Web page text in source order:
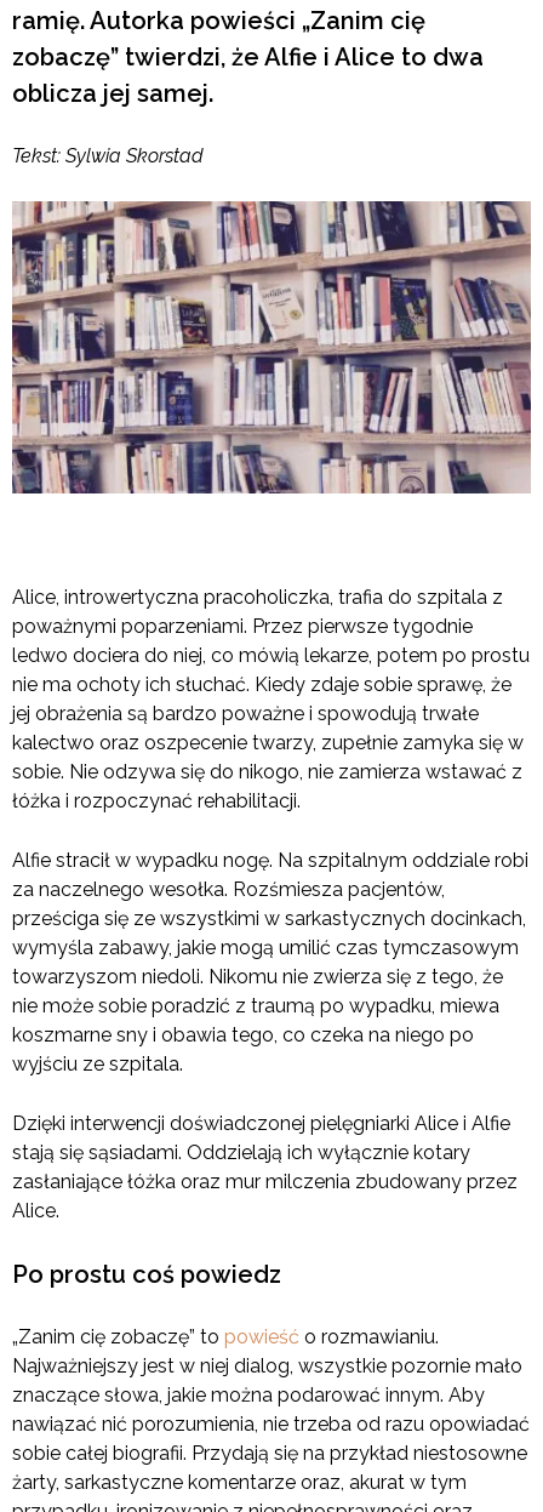
ramię. Autorka powieści „Zanim cię
zobaczę” twierdzi, że Alfie i Alice to dwa
oblicza jej samej.
Tekst: Sylwia Skorstad
Alice, introwertyczna pracoholiczka, trafia do szpitala z
poważnymi poparzeniami. Przez pierwsze tygodnie
ledwo dociera do niej, co mówią lekarze, potem po prostu
nie ma ochoty ich słuchać. Kiedy zdaje sobie sprawę, że
jej obrażenia są bardzo poważne i spowodują trwałe
kalectwo oraz oszpecenie twarzy, zupełnie zamyka się w
sobie. Nie odzywa się do nikogo, nie zamierza wstawać z
łóżka i rozpoczynać rehabilitacji.
Alfie stracił w wypadku nogę. Na szpitalnym oddziale robi
za naczelnego wesołka. Rozśmiesza pacjentów,
prześciga się ze wszystkimi w sarkastycznych docinkach,
wymyśla zabawy, jakie mogą umilić czas tymczasowym
towarzyszom niedoli. Nikomu nie zwierza się z tego, że
nie może sobie poradzić z traumą po wypadku, miewa
koszmarne sny i obawia tego, co czeka na niego po
wyjściu ze szpitala.
Dzięki interwencji doświadczonej pielęgniarki Alice i Alfie
stają się sąsiadami. Oddzielają ich wyłącznie kotary
zasłaniające łóżka oraz mur milczenia zbudowany przez
Alice.
Po prostu coś powiedz
„Zanim cię zobaczę” to powieść o rozmawianiu.
Najważniejszy jest w niej dialog, wszystkie pozornie mało
znaczące słowa, jakie można podarować innym. Aby
nawiązać nić porozumienia, nie trzeba od razu opowiadać
sobie całej biografii. Przydają się na przykład niestosowne
żarty, sarkastyczne komentarze oraz, akurat w tym